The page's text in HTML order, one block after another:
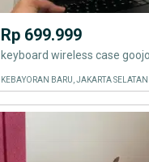
Rp 699.999
keyboard wireless case
KEBAYORAN BARU, JAKARTA SELATAN